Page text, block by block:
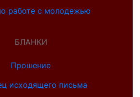
работе с молодежью
БЛАНКИ
Прошение
исходящего письма